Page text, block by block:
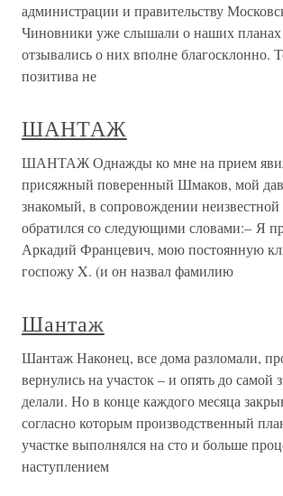
администрации и правительству
Чиновники уже слышали о наших
отзывались о них вполне благосклонно.
позитива не
ШАНТАЖ
ШАНТАЖ Однажды ко мне на прием
присяжный поверенный Шмаков, мой
знакомый, в сопровождении
обратился со следующими словами:– Я
Аркадий Францевич, мою постоянную
госпожу X. (и он назвал фамилию
Шантаж
Шантаж Наконец, все дома разломали,
вернулись на участок – и опять до самой
делали. Но в конце каждого месяца
согласно которым производственный
участке выполнялся на сто и больше
наступлением